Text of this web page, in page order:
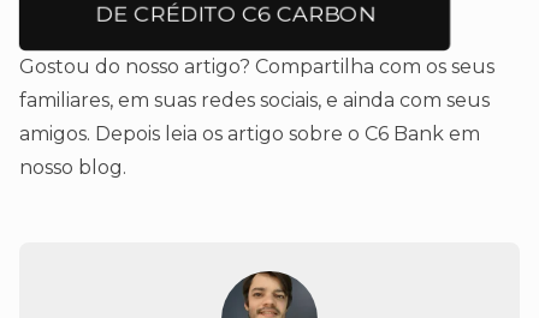
DE CRÉDITO C6 CARBON
Gostou do nosso artigo? Compartilha com os seus
familiares, em suas redes sociais, e ainda com seus
amigos. Depois leia os artigo sobre o C6 Bank em
nosso blog.